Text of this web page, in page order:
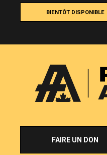
BIENTÔT DISPONIBLE
FAIRE UN DON